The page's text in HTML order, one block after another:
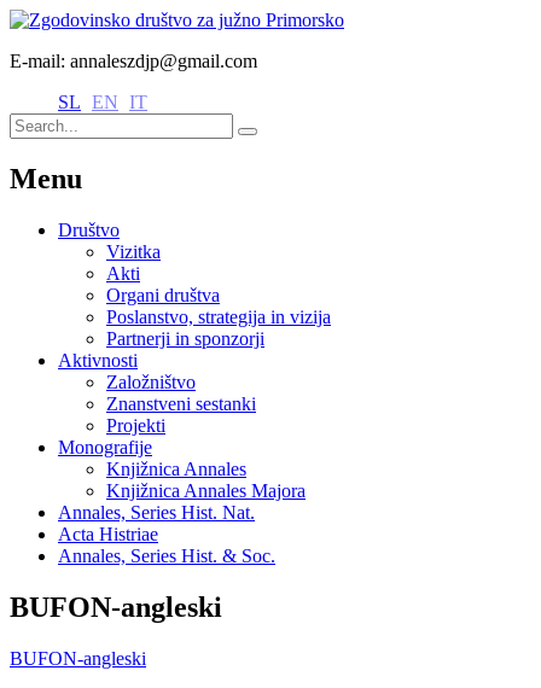
E-mail: annaleszdjp@gmail.com
SL EN IT
Menu
Društvo
Vizitka
Akti
Organi društva
Poslanstvo, strategija in vizija
Partnerji in sponzorji
Aktivnosti
Založništvo
Znanstveni sestanki
Projekti
Monografije
Knjižnica Annales
Knjižnica Annales Majora
Annales, Series Hist. Nat.
Acta Histriae
Annales, Series Hist. & Soc.
BUFON-angleski
BUFON-angleski